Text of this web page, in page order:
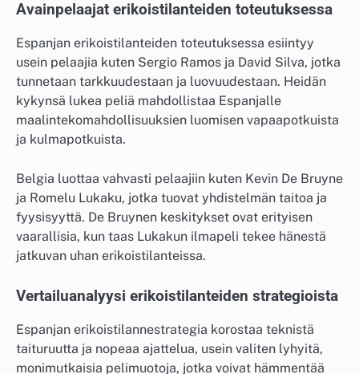
Avainpelaajat erikoistilanteiden toteutuksessa
Espanjan erikoistilanteiden toteutuksessa esiintyy
usein pelaajia kuten Sergio Ramos ja David Silva, jotka
tunnetaan tarkkuudestaan ja luovuudestaan. Heidän
kykynsä lukea peliä mahdollistaa Espanjalle
maalintekomahdollisuuksien luomisen vapaapotkuista
ja kulmapotkuista.
Belgia luottaa vahvasti pelaajiin kuten Kevin De Bruyne
ja Romelu Lukaku, jotka tuovat yhdistelmän taitoa ja
fyysisyyttä. De Bruynen keskitykset ovat erityisen
vaarallisia, kun taas Lukakun ilmapeli tekee hänestä
jatkuvan uhan erikoistilanteissa.
Vertailuanalyysi erikoistilanteiden strategioista
Espanjan erikoistilannestrategia korostaa teknistä
taituruutta ja nopeaa ajattelua, usein valiten lyhyitä,
monimutkaisia pelimuotoja, jotka voivat hämmentää